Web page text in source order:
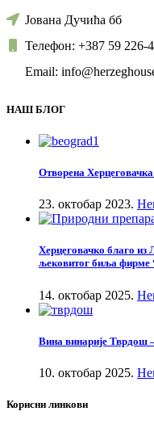
Јована Дучића бб
Телефон: +387 59 226-
Email:
НАШ БЛОГ
Отворена
23. октобар 2023.
Херцеговачко благо
љековитог биља фирме
14. октобар 2025.
Вина винарије Тврдош
10. октобар 2025.
Корисни линкови